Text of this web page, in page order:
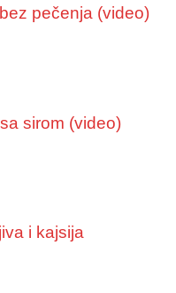
pečenja (video)
sirom (video)
i kajsija